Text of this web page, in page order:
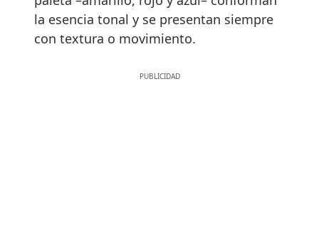
la esencia tonal y se presentan siempre
con textura o movimiento.